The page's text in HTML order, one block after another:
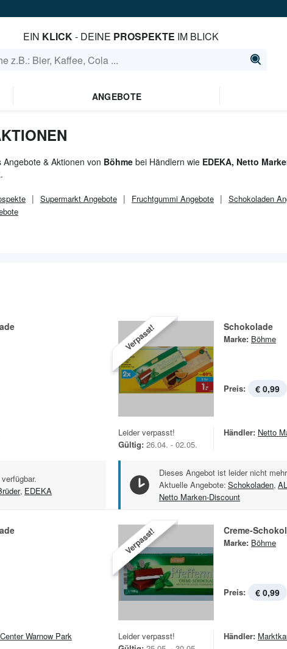
EIN KLICK- DEINE PROSPEKTE IM BLICK
ANGEBOTE
& Aktionen von Böhme bei Händlern wie EDEKA, Netto
.
Supermarkt Angebote Fruchtgummi Angebote Schokoladen
, EDEKA
Verpasst! Schokolade
Marke: Böhme
Preis: € 0,99
Leider verpasst!
Gültig: 26.04. - 02.05.
Händler: Netto
Dieses Angebot ist leider nicht
Aktuelle Angebote: Schokoladen,
Netto Marken-Discount
Warnow Park
Verpasst! Creme-
Marke: Böhme
Preis: € 0,99
Leider verpasst!
Händler: